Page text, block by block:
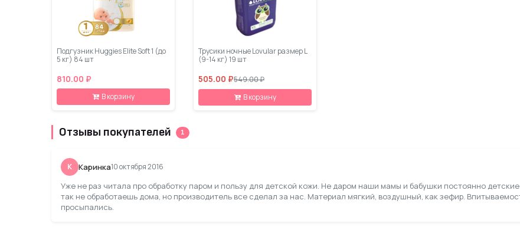
Подгузник Huggies Elite Soft 1 (до
5 кг) 84 шт
810.00 ₽
В корзину
Трусики ночные Lovular размер L
(9-14 кг) 19 шт
505.00 ₽549.00 ₽
В корзину
Отзывы покупателей 1
К Каринка10 октября 2016
Уже не раз читала про обработку паром и пользу для детской кожи. Не даром наши мамы и бабушки постоянно
так не обработаешь дома, но производитель все сделал за нас. Материал мягкий, воздушный, как зефир.
просыпались.